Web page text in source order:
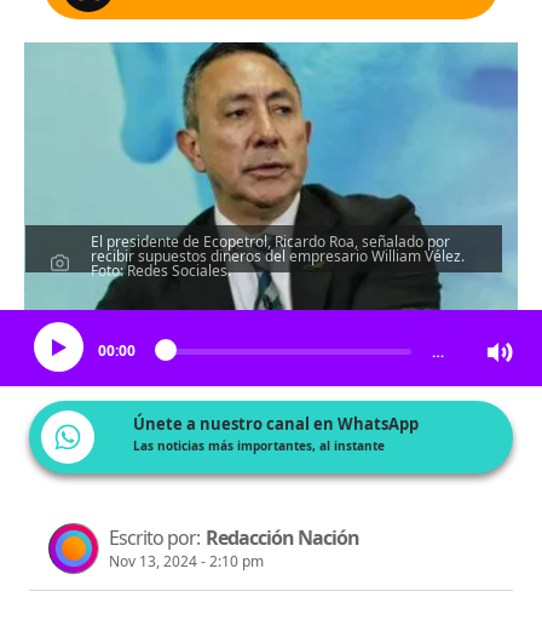
El presidente de Ecopetrol, Ricardo Roa, señalado por
recibir supuestos dineros del empresario William Vélez.
Foto: Redes Sociales.
Escucha el artículo
00:00 …
Únete a nuestro canal en WhatsApp
Las noticias más importantes, al instante
Escrito por: Redacción Nación
Nov 13, 2024 - 2:10 pm